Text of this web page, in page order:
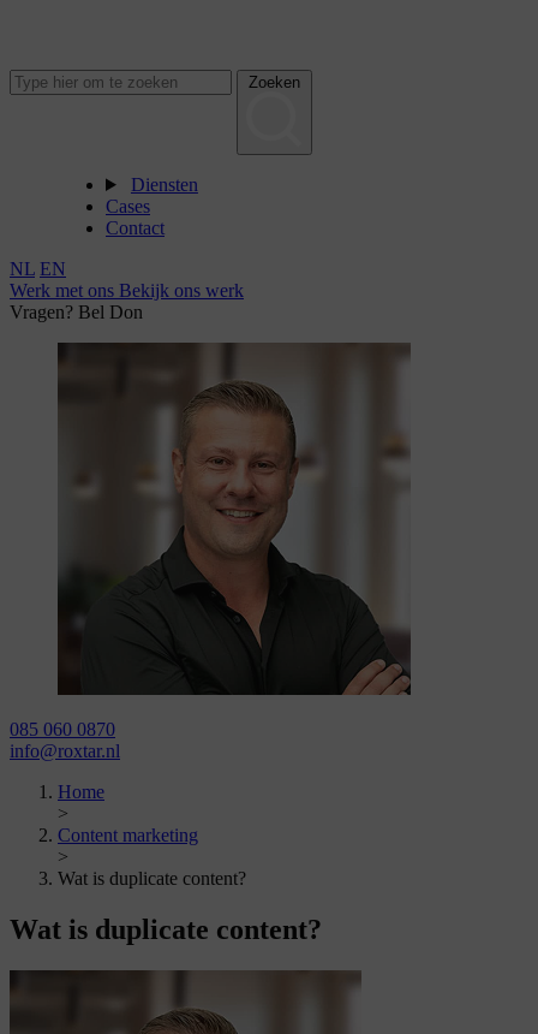
Zoeken
Diensten
Cases
Contact
NL EN
Werk met ons Bekijk ons werk
Vragen? Bel Don
085 060 0870
info@roxtar.nl
Home
>
Content marketing
>
Wat is duplicate content?
Wat is duplicate content?